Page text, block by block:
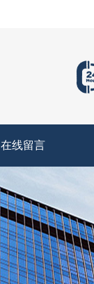
在线留言